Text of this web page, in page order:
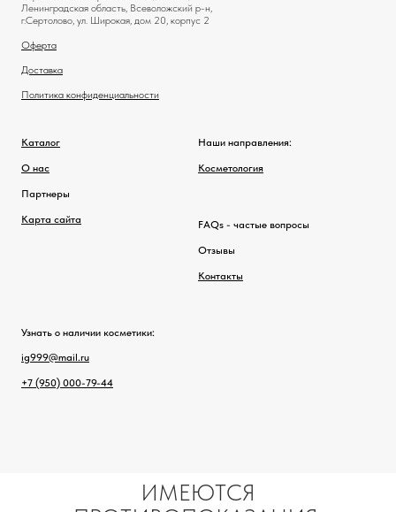
Ленинградская область, Всеволожский р-н,
г.Сертолово, ул. Широкая, дом 20, корпус 2
Оферта
Доставка
Политика конфиденциальности
Каталог
О нас
Партнеры
Карта сайта
Наши направления:
Косметология
FAQs - частые вопросы
Отзывы
Контакты
Узнать о наличии косметики:
ig999@mail.ru
+7 (950) 000-79-44
ИМЕЮТСЯ